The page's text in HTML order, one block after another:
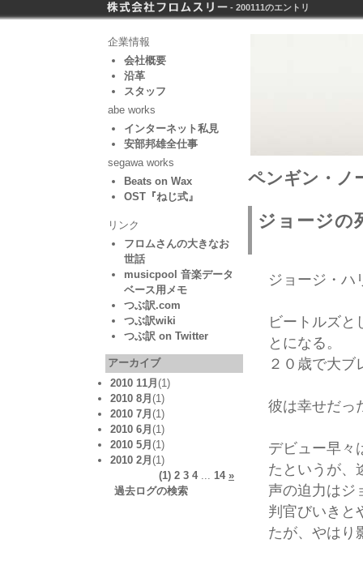
- 200111のエントリ
ペンギン・ノ
ジョージの
ジョージ・ハ
ビートルズと
とになる。
２０歳で大ブ
彼は幸せだっ
デビュー早々
たというが、
声の迫力はジ
判官びいきと
たが、やはり
企業情報
会社概要
沿革
スタッフ
abe works
インターネット私見
安部邦雄全仕事
segawa works
Beats on Wax
OST『ねじ式』
リンク
フロムさんの大きなお
世話
musicpool 音楽データ
ベース用メモ
つぶ訳.com
つぶ訳wiki
つぶ訳 on Twitter
アーカイブ
2010 11月 (1)
2010 8月 (1)
2010 7月 (1)
2010 6月 (1)
2010 5月 (1)
2010 2月 (1)
(1) 2 3 4... 14 »
過去ログの検索